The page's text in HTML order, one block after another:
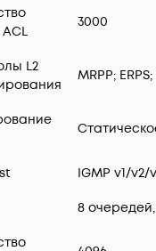
3000
L2
MRPP;
IGMP v1/
8 очередей,